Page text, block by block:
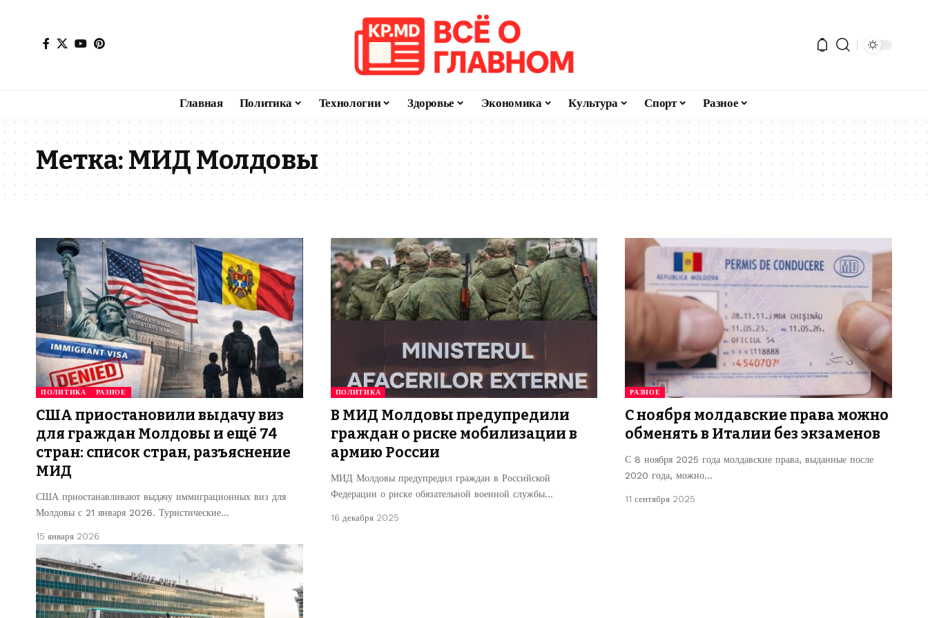
Главная Политика Технологии Здоровье Экономика Культура Спорт Разное
Метка:МИД Молдовы
ПОЛИТИКА РАЗНОЕ
США приостановили выдачу виз
для граждан Молдовы и ещё 74
стран: список стран, разъяснение
МИД
США приостанавливают выдачу иммиграционных виз для
Молдовы с 21 января 2026. Туристические…
15 января 2026
ПОЛИТИКА
В МИД Молдовы предупредили
граждан о риске мобилизации в
армию России
МИД Молдовы предупредил граждан в Российской
Федерации о риске обязательной военной службы…
16 декабря 2025
РАЗНОЕ
С ноября молдавские права можно
обменять в Италии без экзаменов
С 8 ноября 2025 года молдавские права, выданные после
2020 года, можно…
11 сентября 2025